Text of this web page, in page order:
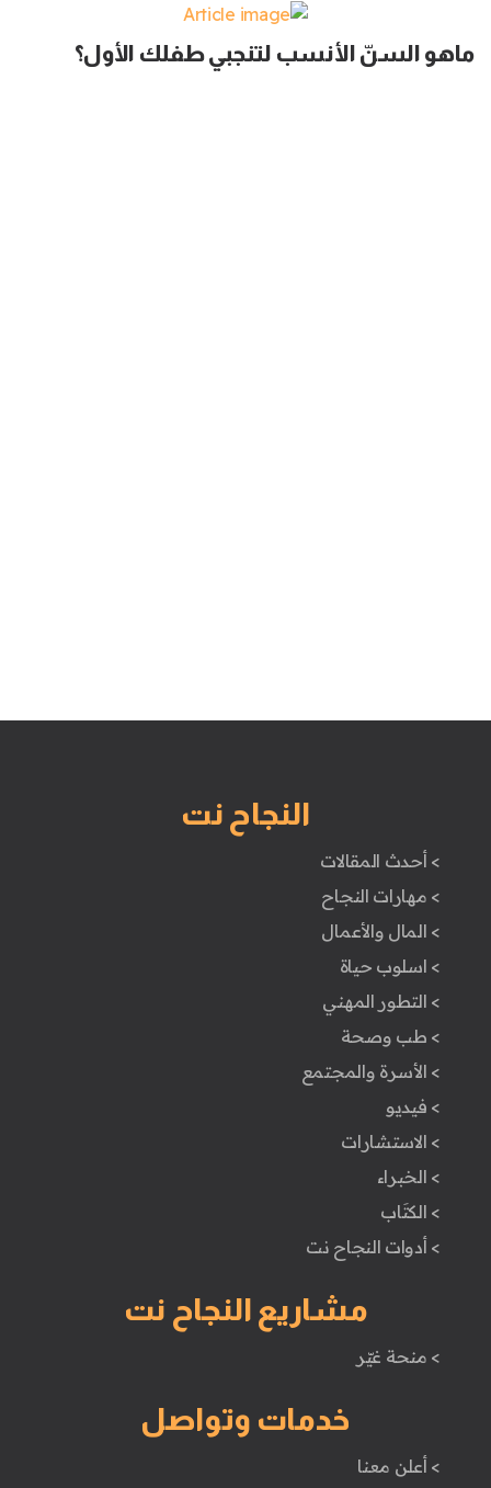
ماهو السنّ الأنسب لتنجبي طفلك الأول؟
النجاح نت
> أحدث المقالات
> مهارات النجاح
> المال والأعمال
> اسلوب حياة
> التطور المهني
> طب وصحة
> الأسرة والمجتمع
> فيديو
> الاستشارات
> الخبراء
> الكتَاب
> أدوات النجاح نت
مشاريع النجاح نت
> منحة غيّر
خدمات وتواصل
> أعلن معنا